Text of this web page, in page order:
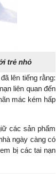
trẻ nhỏ
lên tiếng rằng:
liên quan đến
mác kém hấp
các sản phẩm
ngày càng có
bị các tai nạn